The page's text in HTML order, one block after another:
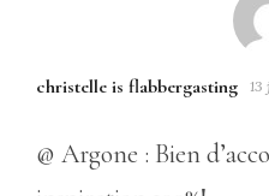
christelle is flabbergasting 13
@ Argone : Bien